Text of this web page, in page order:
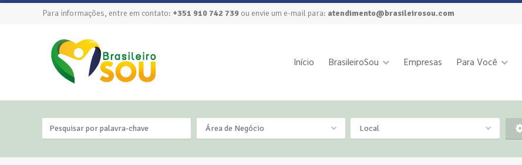
Para informações, entre em contato: +351 910 742 739 ou envie um e-mail para: atendimento@brasileirosou.com
Início BrasileiroSou Empresas Para Você
Área de Negócio Local